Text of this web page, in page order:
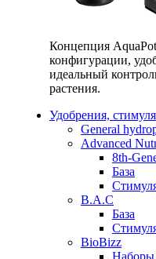
Концепция AquaPot
конфигурации,
идеальный
растения.
Удобрения,
General
Advanced
8th-
База
B.A.C
База
BioBizz
Наборы